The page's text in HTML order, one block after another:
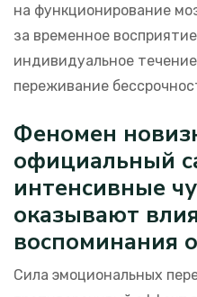
на функционирование
за временное
индивидуальное
переживание
Феномен
официальный
интенсивные
оказывают
воспоминания
Сила эмоциональных